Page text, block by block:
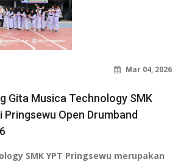
Mar 04, 2026
Gita Musica Technology SMK
Pringsewu Open Drumband
SMK YPT Pringsewu merupakan